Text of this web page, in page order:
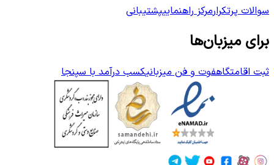
سوالات پرتکرارمرکز راهنماییپشتیبانی
برای میزبان‌ها
ثبت اقامتگاهفوت و فن میزبانیکسب درآمد با سپنجا